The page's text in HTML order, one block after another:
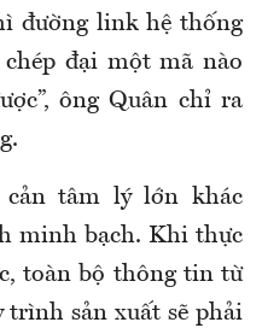
đường link hệ thống
đại một mã nào
ông Quân chỉ ra
tâm lý lớn khác
minh bạch. Khi thực
toàn bộ thông tin từ
trình sản xuất sẽ phải